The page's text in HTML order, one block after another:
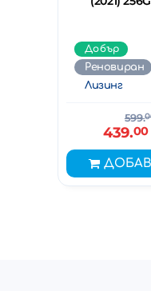
Добър
Реновиран
Лизинг
599.
439.00